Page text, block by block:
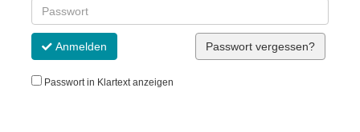
Anmelden Passwort vergessen?
Passwort in Klartext anzeigen